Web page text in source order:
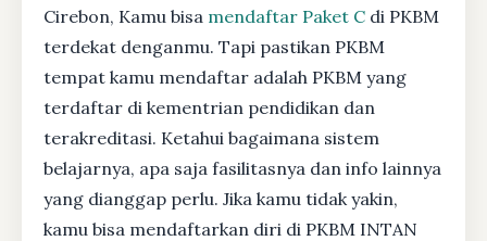
Cirebon, Kamu bisa mendaftar Paket C di PKBM
terdekat denganmu. Tapi pastikan PKBM
tempat kamu mendaftar adalah PKBM yang
terdaftar di kementrian pendidikan dan
terakreditasi. Ketahui bagaimana sistem
belajarnya, apa saja fasilitasnya dan info lainnya
yang dianggap perlu. Jika kamu tidak yakin,
kamu bisa mendaftarkan diri di PKBM INTAN